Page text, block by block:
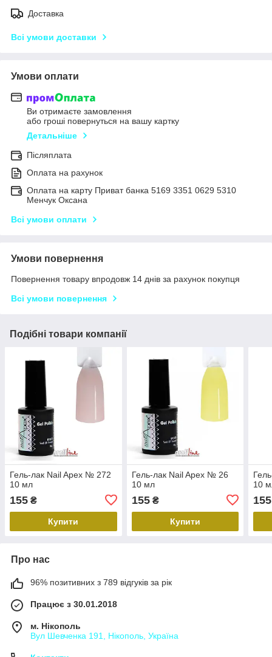
Доставка
Всі умови доставки
Умови оплати
Ви отримаєте замовлення
або гроші повернуться на вашу картку
Детальніше
Післяплата
Оплата на рахунок
Оплата на карту Приват банка 5169 3351 0629 5310
Менчук Оксана
Всі умови оплати
Умови повернення
Повернення товару впродовж 14 днів за рахунок покупця
Всі умови повернення
Подібні товари компанії
Гель-лак Nail Apex № 272
10 мл
155 ₴
Купити
Гель-лак Nail Apex № 26
10 мл
155₴
Купити
10
155
Про нас
96% позитивних з 789 відгуків за рік
Працює з 30.01.2018
м. Нікополь
Вул Шевченка 191, Нікополь, Україна